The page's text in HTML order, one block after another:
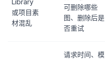
Library
或项目素
材混乱
可删除哪些
图、删除后是
否重试
请求时间、模